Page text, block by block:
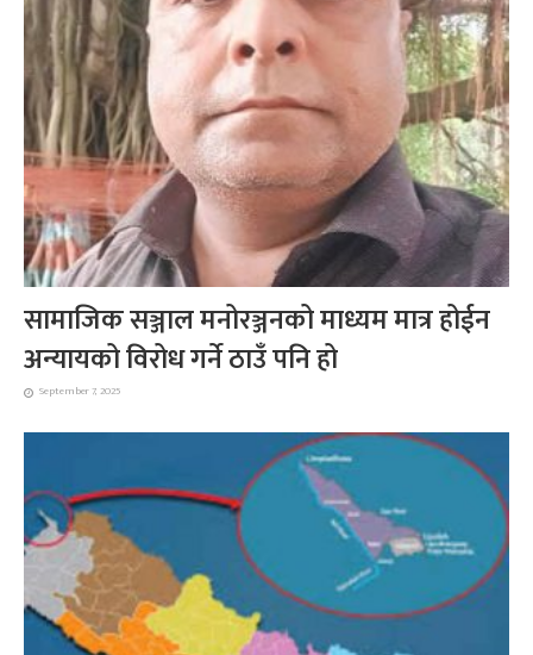
सामाजिक सञ्जाल मनोरञ्जनको माध्यम मात्र होईन
अन्यायको विरोध गर्ने ठाउँ पनि हो
September 7, 2025